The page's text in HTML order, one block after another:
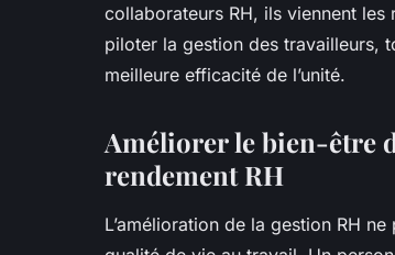
collaborateurs RH, ils viennent
piloter la gestion des travailleurs,
meilleure efficacité de l’unité.
Améliorer le bien-être
rendement RH
L’amélioration de la gestion RH